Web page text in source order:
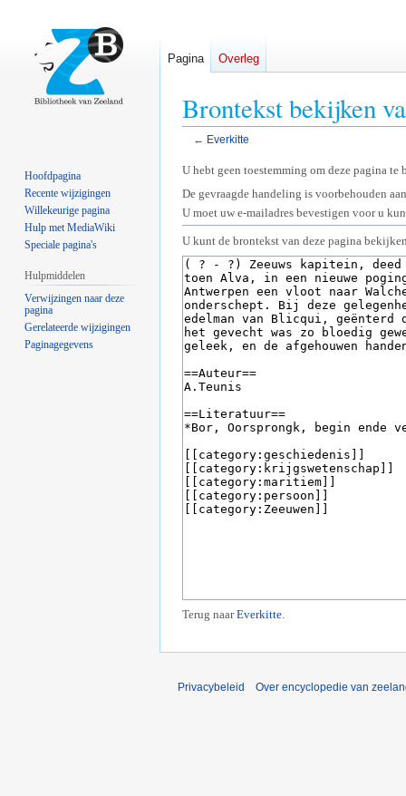
Brontekst bekijken
← Everkitte
Naar
navigatie
springen
Naar
zoeken
springen
U hebt geen toestemming om deze pagina te
De gevraagde handeling is voorbehouden
U moet uw e-mailadres bevestigen voor u
U kunt de brontekst van deze pagina
Terug naarEverkitte.
Pagina Overleg
Hoofdpagina
Recente wijzigingen
Willekeurige pagina
Hulp met MediaWiki
Speciale pagina's
Hulpmiddelen
Verwijzingen naar deze
pagina
Gerelateerde wijzigingen
Paginagegevens
Privacybeleid Over encyclopedie van